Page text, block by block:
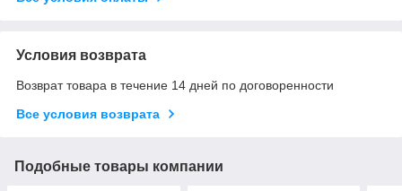
Условия возврата
Возврат товара в течение 14 дней по договоренности
Все условия возврата
Подобные товары компании